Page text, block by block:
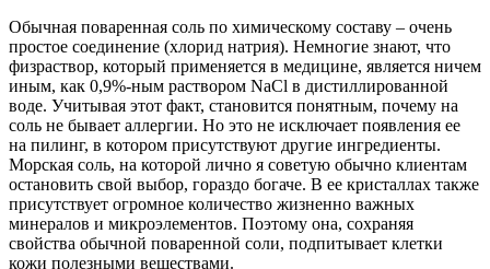
Обычная поваренная соль по химическому составу – очень
простое соединение (хлорид натрия). Немногие знают, что
физраствор, который применяется в медицине, является ничем
иным, как 0,9%-ным раствором NaCl в дистиллированной
воде. Учитывая этот факт, становится понятным, почему на
соль не бывает аллергии. Но это не исключает появления ее
на пилинг, в котором присутствуют другие ингредиенты.
Морская соль, на которой лично я советую обычно клиентам
остановить свой выбор, гораздо богаче. В ее кристаллах также
присутствует огромное количество жизненно важных
минералов и микроэлементов. Поэтому она, сохраняя
свойства обычной поваренной соли, подпитывает клетки
кожи полезными веществами.